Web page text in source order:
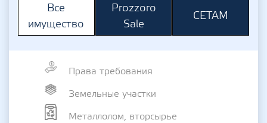
Все
имущество
Prozzoro
Sale
СЕТАМ
Права требования
Земельные участки
Металлолом, вторсырье